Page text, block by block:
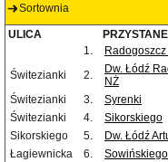
Sortownia
ULICA
1.
Radogoszcz
Świtezianki
2.
Dw. Łódź
NŻ
Świtezianki 3. Syrenki
Świtezianki
4. Sikorskiego
Sikorskiego
5. Dw. Łódź
Łagiewnicka
6. Sowińskiego